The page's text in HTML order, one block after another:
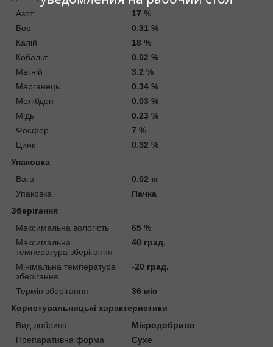
Азот
17 %
Бор
0.31 %
Калій
18 %
Кобальт
0.02 %
Магній
3.2 %
Марганець
0.34 %
Молібден
0.03 %
Мідь
0.23 %
Фосфор
7 %
Цинк
0.32 %
Упаковка
Вага
0.02 кг
Упаковка
Пачка
Зберігання
Максимальна вологість
65 %
Максимальна
температура зберігання
40 град.
Мінімальна температура
зберігання
-20 град.
Термін зберігання
36 міс
Користувальницькі характеристики
Вид добрива
Мікродобриво
Препаративна форма
Сухе